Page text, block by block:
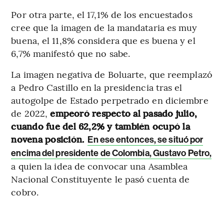
Por otra parte, el 17,1% de los encuestados
cree que la imagen de la mandataria es muy
buena, el 11,8% considera que es buena y el
6,7% manifestó que no sabe.
La imagen negativa de Boluarte, que reemplazó
a Pedro Castillo en la presidencia tras el
autogolpe de Estado perpetrado en diciembre
de 2022,empeoró respecto al pasado julio,
cuando fue del 62,2% y también ocupó la
novena posición. En ese entonces, se situó por
encima del presidente de Colombia, Gustavo Petro,
a quien la idea de convocar una Asamblea
Nacional Constituyente le pasó cuenta de
cobro.